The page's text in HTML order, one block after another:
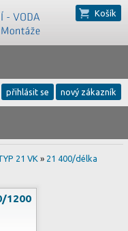
Košík
přihlásit se nový zákazník
21 VK » 21 400/délka
1200